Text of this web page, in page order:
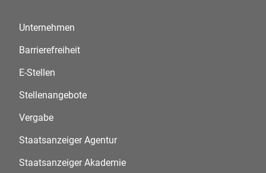
Unternehmen
Barrierefreiheit
E-Stellen
Stellenangebote
Vergabe
Staatsanzeiger Agentur
Staatsanzeiger Akademie